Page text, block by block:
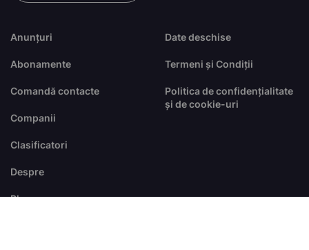
Anunțuri
Abonamente
Comandă contacte
Companii
Clasificatori
Despre
Blog
Date deschise
Termeni și Condiții
Politica de confidențialitate
și de cookie-uri